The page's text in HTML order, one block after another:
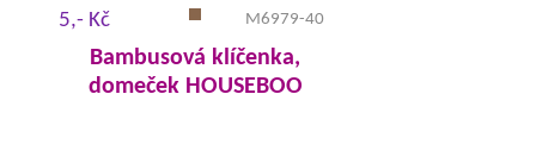
5,- Kč M6979-40
Bambusová klíčenka,
domeček HOUSEBOO